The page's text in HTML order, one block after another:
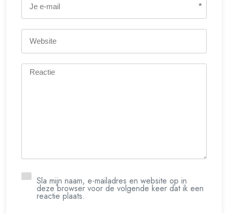
*
Sla mijn naam, e-mailadres en website op in
deze browser voor de volgende keer dat ik een
reactie plaats.